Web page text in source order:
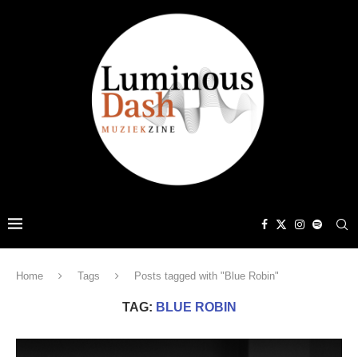
Home Tags Posts tagged with "Blue Robin"
TAG: BLUE ROBIN